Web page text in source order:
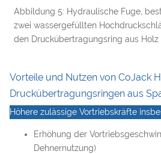
Abbildung 5: Hydraulische Fuge,
zwei wassergefüllten
den Druckübertragungsring aus
Vorteile und Nutzen von CoJack
Druckübertragungsringen aus
Höhere zulässige Vortriebskräfte
Erhöhung der
Dehnernutzung)